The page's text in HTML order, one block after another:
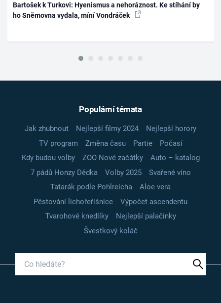
Bartošek k Turkovi: Hyenismus a nehoráznost. Ke stíhání by
ho Sněmovna vydala, míní Vondráček
Populární témata
Jak zhubnout Nejlepší filmy 2024
Nejlepší horory
TV program
Změna času Partie
Počasí
Kdy budou volby
ZOO Nové začátky
Auto – katalog
7 pádů Honzy Dědka
Volby 2025
Svařené víno
Tatarák podle Pohlreicha
Aloe vera
Pěstování lichořeřišnice
Výpočet ascendentu
Tvarohové knedlíky
Nejlepší palačinky
Švestkový koláč